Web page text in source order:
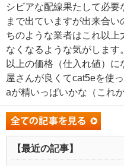
シビアな配線果たして必
まで出ていますが出来合い
ちのような業者はこれ以上
なくなるような気がしま
以上の価格（仕入れ値）
屋さんが良くてcat5eを使
aが精いっぱいかな（これか
【最近の記事】